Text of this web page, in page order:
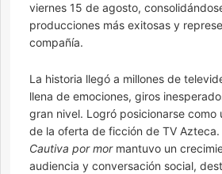
viernes 15 de agosto,
producciones más exitosas y
compañía.
La historia llegó a millones de
llena de emociones, giros
gran nivel. Logró posicionarse como
de la oferta de ficción de TV Azteca.
Cautiva por mormantuvo un
audiencia y conversación social,